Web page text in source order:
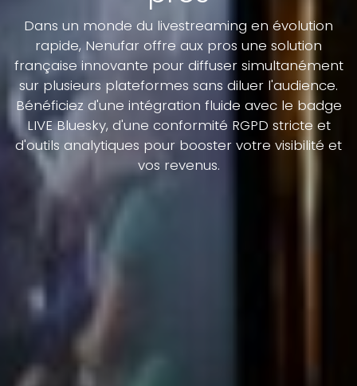
Dans un monde du livestreaming en évolution
rapide, Nenufar offre aux pros une solution
française innovante pour diffuser simultanément
sur plusieurs plateformes sans diluer l'audience.
Bénéficiez d'une intégration fluide avec le badge
LIVE Bluesky, d'une conformité RGPD stricte et
d'outils analytiques pour booster votre visibilité et
vos revenus.